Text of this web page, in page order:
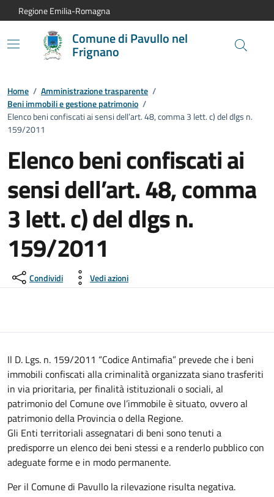
Vai al contenuto principale
Vai alla navigazione del sito
Vai al piede di pagina
Regione Emilia-Romagna
Comune di Pavullo nel
Frignano
Home / Amministrazione trasparente /
Beni immobili e gestione patrimonio /
Elenco beni confiscati ai sensi dell’art. 48, comma 3 lett. c) del dlgs n.
159/2011
Elenco beni confiscati ai
sensi dell’art. 48, comma
3 lett. c) del dlgs n.
159/2011
Condividi Vedi azioni
Il D. Lgs. n. 159/2011 “Codice Antimafia” prevede che i beni
immobili confiscati alla criminalità organizzata siano trasferiti
in via prioritaria, per finalità istituzionali o sociali, al
patrimonio del Comune ove l’immobile è situato, ovvero al
patrimonio della Provincia o della Regione.
Gli Enti territoriali assegnatari di beni sono tenuti a
predisporre un elenco dei beni stessi e a renderlo pubblico con
adeguate forme e in modo permanente.
Per il Comune di Pavullo la rilevazione risulta negativa.